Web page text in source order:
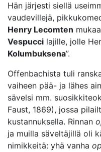
Hän järjesti siellä
vaudevillejä,
Henry Lecomten
Vespucci lajille, jolle
Kolumbuksena”.
Offenbachista tuli
vaiheen pää- ja lähes
sävelsi mm.
Faust, 1869), jossa
kustannuksella. Rinnan
ja muilla säveltäjillä oli
nimikkeitä: yhä vanha